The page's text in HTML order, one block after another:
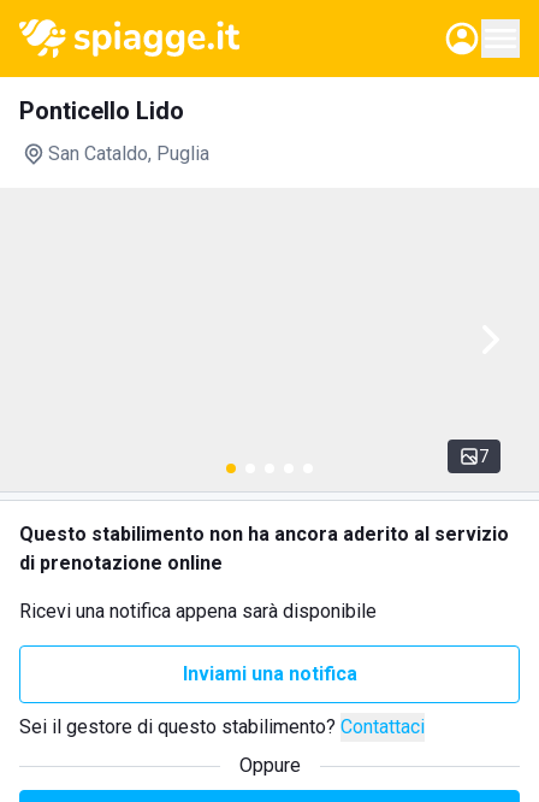
Ponticello Lido
San Cataldo, Puglia
7
Questo stabilimento non ha ancora aderito al servizio
di prenotazione online
Ricevi una notifica appena sarà disponibile
Inviami una notifica
Sei il gestore di questo stabilimento? Contattaci
Oppure